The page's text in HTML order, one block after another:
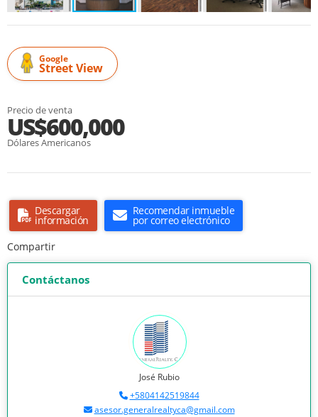
Google
Street View
Precio de venta
US$600,000
Dólares Americanos
Descargar
información
Recomendar inmueble
por correo electrónico
Compartir
Contáctanos
José Rubio
+5804142519844
asesor.generalrealtyca@gmail.com